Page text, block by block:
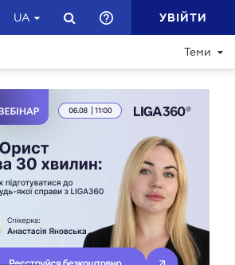
UA УВІЙТИ
Теми